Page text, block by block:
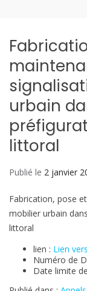
urbain
littoral
Publié le 2 janvier
Fabrication, pose
mobilier urbain
littoral
lien : Lien
Numéro de
Date limite